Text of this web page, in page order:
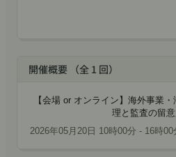
開催概要 （全 1 回）
【会場 or オンライン】海外事業
理と監査の留
2026年05月20日 10時00分 - 16時00